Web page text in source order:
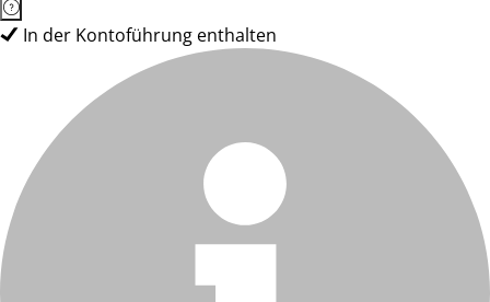
In der Kontoführung enthalten